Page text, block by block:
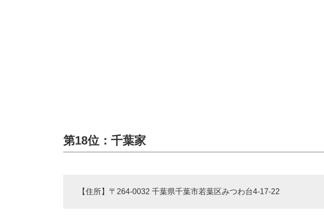
第18位：千葉家
【住所】〒264-0032 千葉県千葉市若葉区みつわ台4-17-22